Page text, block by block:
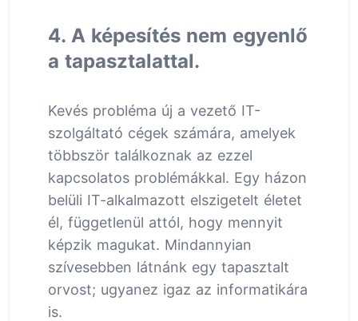
4. A képesítés nem egyenlő
a tapasztalattal.
Kevés probléma új a vezető IT-
szolgáltató cégek számára, amelyek
többször találkoznak az ezzel
kapcsolatos problémákkal. Egy házon
belüli IT-alkalmazott elszigetelt életet
él, függetlenül attól, hogy mennyit
képzik magukat. Mindannyian
szívesebben látnánk egy tapasztalt
orvost; ugyanez igaz az informatikára
is.